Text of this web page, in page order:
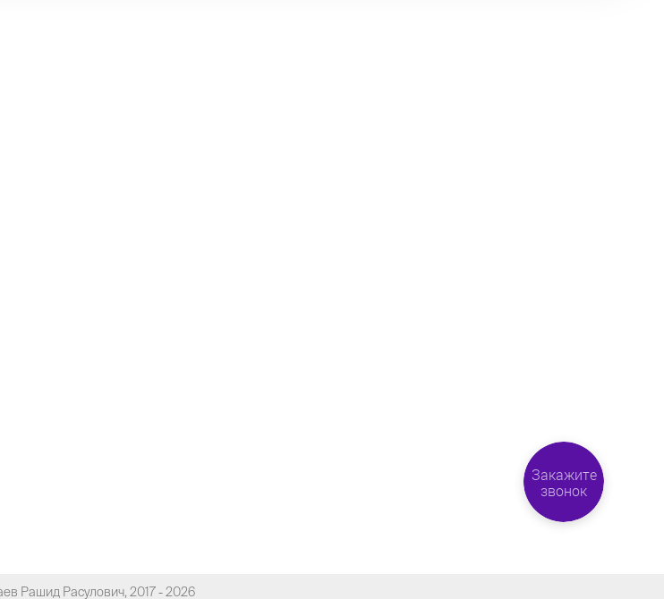
Рашид Расулович, 2017 - 2026
Закажите
звонок